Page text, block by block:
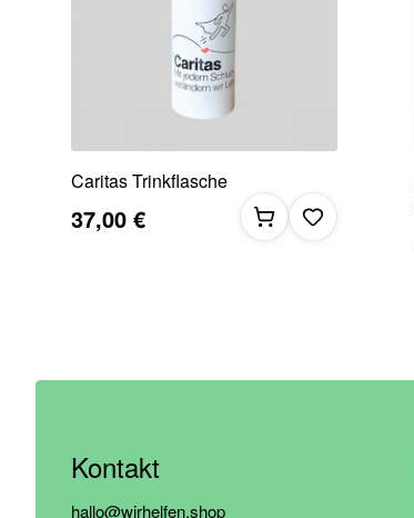
Caritas Trinkflasche
37,00 €
Kontakt
hallo@wirhelfen.shop